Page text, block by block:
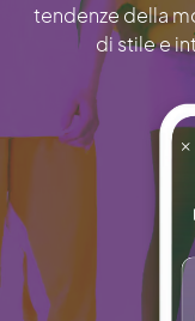
tendenze della
di stile e